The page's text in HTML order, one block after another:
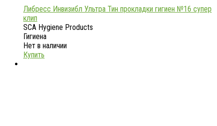
Либресс Инвизибл Ультра Тин прокладки гигиен №16 супер
клип
SCA Hygiene Products
Гигиена
Нет в наличии
Купить